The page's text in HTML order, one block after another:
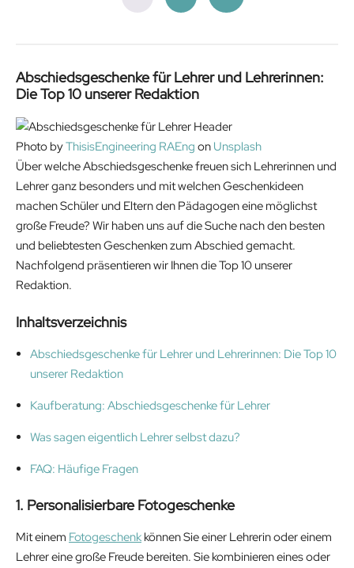
Abschiedsgeschenke für Lehrer und Lehrerinnen:
Die Top 10 unserer Redaktion
Photo byThisisEngineering RAEng on Unsplash
Über welche Abschiedsgeschenke freuen sich Lehrerinnen und
Lehrer ganz besonders und mit welchen Geschenkideen
machen Schüler und Eltern den Pädagogen eine möglichst
große Freude? Wir haben uns auf die Suche nach den besten
und beliebtesten Geschenken zum Abschied gemacht.
Nachfolgend präsentieren wir Ihnen die Top 10 unserer
Redaktion.
Inhaltsverzeichnis
Abschiedsgeschenke für Lehrer und Lehrerinnen: Die Top 10
unserer Redaktion
Kaufberatung: Abschiedsgeschenke für Lehrer
Was sagen eigentlich Lehrer selbst dazu?
FAQ: Häufige Fragen
1. Personalisierbare Fotogeschenke
Mit einem Fotogeschenk können Sie einer Lehrerin oder einem
Lehrer eine große Freude bereiten. Sie kombinieren eines oder